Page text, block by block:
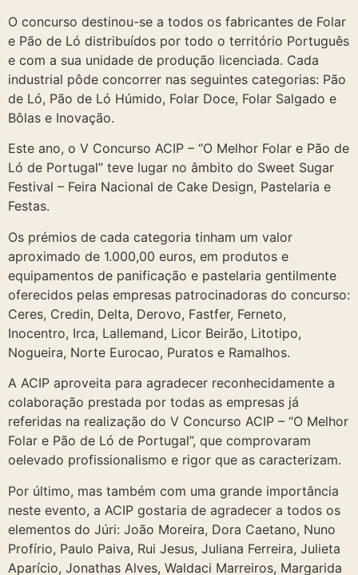
O concurso destinou-se a todos os fabricantes de Folar
e Pão de Ló distribuídos por todo o território Português
e com a sua unidade de produção licenciada. Cada
industrial pôde concorrer nas seguintes categorias: Pão
de Ló, Pão de Ló Húmido, Folar Doce, Folar Salgado e
Bôlas e Inovação.
Este ano, o V Concurso ACIP – “O Melhor Folar e Pão de
Ló de Portugal” teve lugar no âmbito do Sweet Sugar
Festival – Feira Nacional de Cake Design, Pastelaria e
Festas.
Os prémios de cada categoria tinham um valor
aproximado de 1.000,00 euros, em produtos e
equipamentos de panificação e pastelaria gentilmente
oferecidos pelas empresas patrocinadoras do concurso:
Ceres, Credin, Delta, Derovo, Fastfer, Ferneto,
Inocentro, Irca, Lallemand, Licor Beirão, Litotipo,
Nogueira, Norte Eurocao, Puratos e Ramalhos.
A ACIP aproveita para agradecer reconhecidamente a
colaboração prestada por todas as empresas já
referidas na realização do V Concurso ACIP – “O Melhor
Folar e Pão de Ló de Portugal”, que comprovaram
oelevado profissionalismo e rigor que as caracterizam.
Por último, mas também com uma grande importância
neste evento, a ACIP gostaria de agradecer a todos os
elementos do Júri: João Moreira, Dora Caetano, Nuno
Profírio, Paulo Paiva, Rui Jesus, Juliana Ferreira, Julieta
Aparício, Jonathas Alves, Waldaci Marreiros, Margarida